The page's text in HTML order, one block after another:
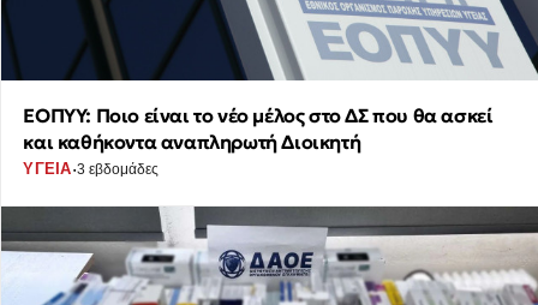
ΕΟΠΥΥ: Ποιο είναι το νέο μέλος στο ΔΣ που θα ασκεί
και καθήκοντα αναπληρωτή Διοικητή
ΥΓΕΙΑ·3 εβδομάδες